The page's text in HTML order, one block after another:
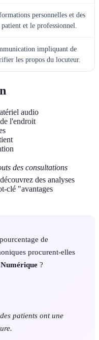
personnelles et des
et le professionnel.
impliquant de
les propos du locuteur.
audio
l'endroit
des consultations
des analyses
clé "avantages
de
procurent-elles
?
patients ont une